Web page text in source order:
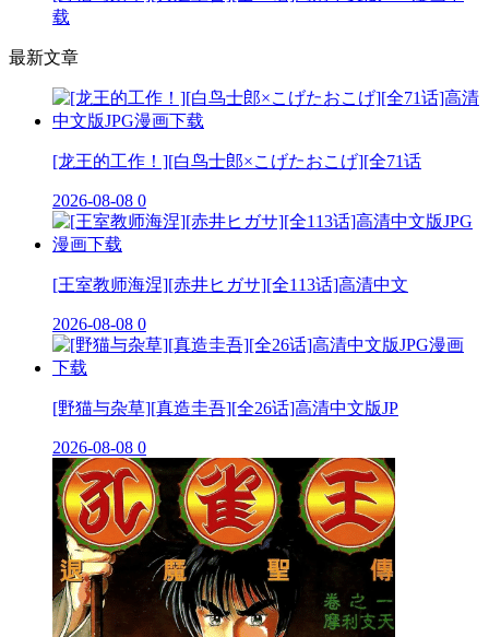
载
最新文章
[龙王的工作！][白鸟士郎×こげたおこげ][全71话
2026-08-08 0
[王室教师海涅][赤井ヒガサ][全113话]高清中文
2026-08-08 0
[野猫与杂草][真造圭吾][全26话]高清中文版JP
2026-08-08 0